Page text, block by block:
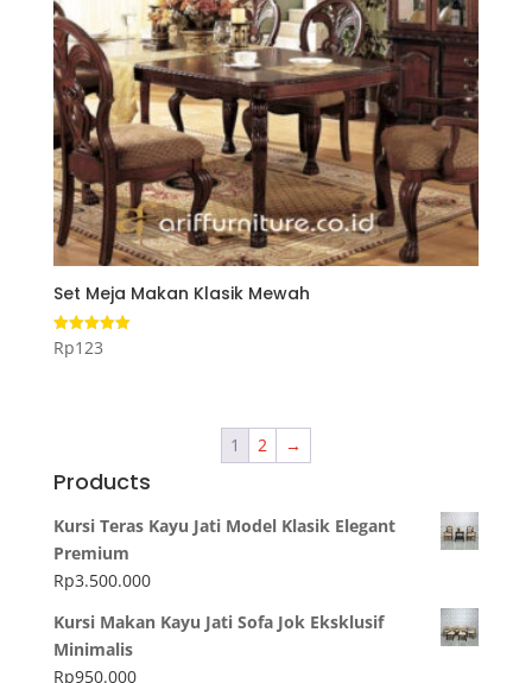
Set Meja Makan Klasik Mewah
Dinilai
5.00
Rp123
1 2 →
Products
Kursi Teras Kayu Jati Model Klasik Elegant
Premium
Rp3.500.000
Kursi Makan Kayu Jati Sofa Jok Eksklusif
Minimalis
Rp950.000